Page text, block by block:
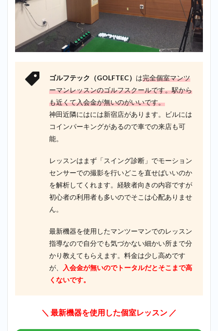
ゴルフテック（GOLFTEC） は完全個室マンツ
ーマンレッスンのゴルフスクールです。駅から
も近くて入会金が無いのがいいです。
神田近隣にはには新宿店があります。ビルには
コインパーキングがあるので車での来店も可
能。
レッスンはまず「スイング診断」でモーション
センサーでの撮影を行いどこを直せばいいのか
を解析してくれます。経験者向きの内容ですが
初心者の利用者も多いのでそこは心配ありませ
ん。
最新機器を使用したマンツーマンでのレッスン
指導なので自分でも気づかない細かい所まで分
かり教えてもらえます。料金は少し高めです
が、
入会金が無いのでトータルだとそこまで高
くないです。
＼ 最新機器を使用した個室レッスン ／